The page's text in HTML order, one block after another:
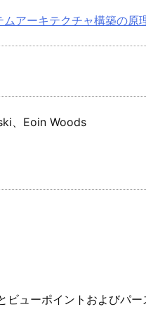
ムアーキテクチャ構築の原
、Eoin Woods
ビューポイントおよびパ